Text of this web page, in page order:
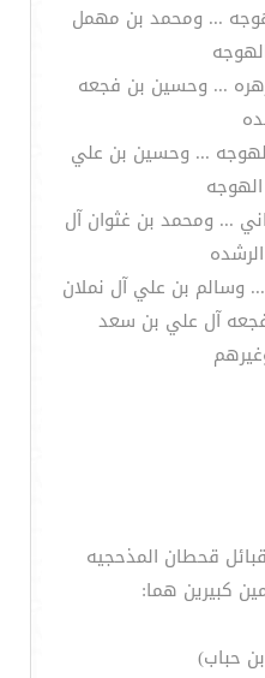
... ومحمد بن مهمل
... وحسين بن فجعه
... وحسين بن علي
... ومحمد بن غثوان آل
وسالم بن علي آل نملان
آل علي بن سعد
قحطان المذحجيه
كبيرين هما:
حباب)